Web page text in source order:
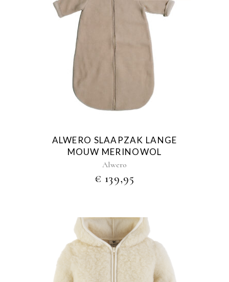
product
meerdere
variaties.
optie
worden
op
de
productpagina
ALWERO SLAAPZAK LANGE
MOUW MERINOWOL
Alwero
€ 139,95